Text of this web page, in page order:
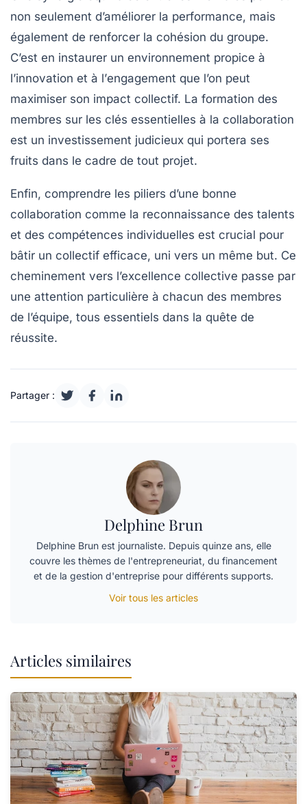
non seulement d’améliorer la performance, mais
également de renforcer la cohésion du groupe.
C’est en instaurer un environnement propice à
l’innovation et à l’engagement que l’on peut
maximiser son impact collectif. La formation des
membres sur les clés essentielles à la collaboration
est un investissement judicieux qui portera ses
fruits dans le cadre de tout projet.
Enfin, comprendre les piliers d’une bonne
collaboration comme la reconnaissance des talents
et des compétences individuelles est crucial pour
bâtir un collectif efficace, uni vers un même but. Ce
cheminement vers l’excellence collective passe par
une attention particulière à chacun des membres
de l’équipe, tous essentiels dans la quête de
réussite.
Partager :
Delphine Brun
Delphine Brun est journaliste. Depuis quinze ans, elle
couvre les thèmes de l'entrepreneuriat, du financement
et de la gestion d'entreprise pour différents supports.
Voir tous les articles
Articles similaires